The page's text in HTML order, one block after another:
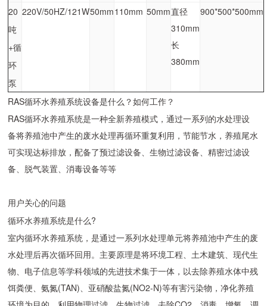
20
吨
+循
环
泵
220V/50HZ/121W50mm110mm 50mm直径
310mm
长
380mm
900*500*500mm
RAS循环水养殖系统设备是什么？如何工作？
RAS循环水养殖系统是一种全新养殖模式，通过一系列的水处理设
备将养殖池中产生的废水处理再循环重复利用，节能节水，养殖尾水
可实现达标排放，配备了预过滤设备、生物过滤设备、精密过滤设
备、脱气装置、消毒设备等等
用户关心的问题
循环水养殖系统是什么?
室内循环水养殖系统，是通过一系列水处理单元将养殖池中产生的废
水处理后再次循环回用。主要原理是将环境工程、土木建筑、现代生
物、电子信息等学科领域的先进技术集于一体，以去除养殖水体中残
饵粪便、氨氮(TAN)、亚硝酸盐氮(NO2-N)等有害污染物，净化养殖